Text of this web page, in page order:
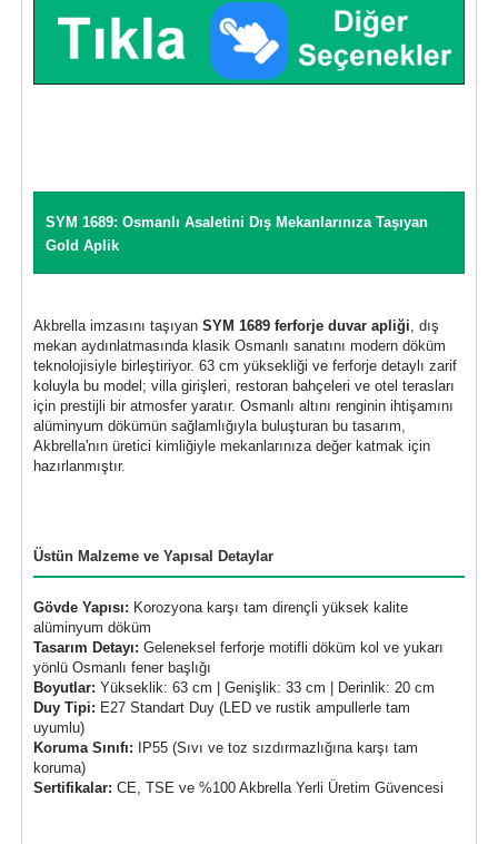
SYM 1689: Osmanlı Asaletini Dış Mekanlarınıza Taşıyan
Gold Aplik
Akbrella imzasını taşıyan SYM 1689 ferforje duvar apliği, dış
mekan aydınlatmasında klasik Osmanlı sanatını modern döküm
teknolojisiyle birleştiriyor. 63 cm yüksekliği ve ferforje detaylı zarif
koluyla bu model; villa girişleri, restoran bahçeleri ve otel terasları
için prestijli bir atmosfer yaratır. Osmanlı altını renginin ihtişamını
alüminyum dökümün sağlamlığıyla buluşturan bu tasarım,
Akbrella'nın üretici kimliğiyle mekanlarınıza değer katmak için
hazırlanmıştır.
Üstün Malzeme ve Yapısal Detaylar
Gövde Yapısı: Korozyona karşı tam dirençli yüksek kalite
alüminyum döküm
Tasarım Detayı: Geleneksel ferforje motifli döküm kol ve yukarı
yönlü Osmanlı fener başlığı
Boyutlar: Yükseklik: 63 cm | Genişlik: 33 cm | Derinlik: 20 cm
Duy Tipi: E27 Standart Duy (LED ve rustik ampullerle tam
uyumlu)
Koruma Sınıfı: IP55 (Sıvı ve toz sızdırmazlığına karşı tam
koruma)
Sertifikalar: CE, TSE ve %100 Akbrella Yerli Üretim Güvencesi